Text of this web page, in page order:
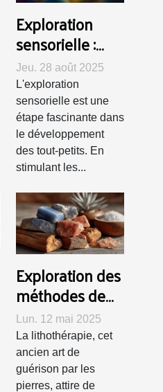
Exploration
sensorielle :
activités pour
stimuler les
cinq sens chez
les tout-petits
Jeu. 28 août 2025
L'exploration
sensorielle est une
étape fascinante dans
le développement
des tout-petits. En
stimulant les...
Exploration des
méthodes de
purification et
de recharge
des pierres en
lithothérapie
Lun. 12 mai 2025
La lithothérapie, cet
ancien art de
guérison par les
pierres, attire de